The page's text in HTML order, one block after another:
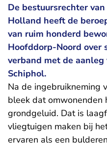
De bestuursrechter
Holland heeft de
van ruim honderd
Hoofddorp-Noord over
verband met de
Schiphol.
Na de ingebruikneming
bleek dat omwonenden
grondgeluid. Dat is
vliegtuigen maken bij
ervaren als een